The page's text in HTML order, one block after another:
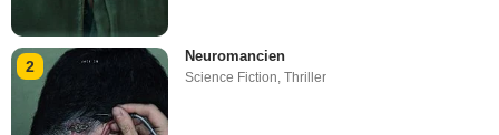
2
Neuromancien
Science Fiction,Thriller